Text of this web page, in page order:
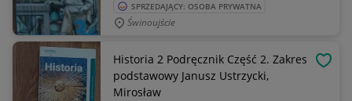
SPRZEDAJĄCY: OSOBA PRYWATNA
Świnoujście
Historia 2 Podręcznik Część 2. Zakres
podstawowy Janusz Ustrzycki,
Mirosław